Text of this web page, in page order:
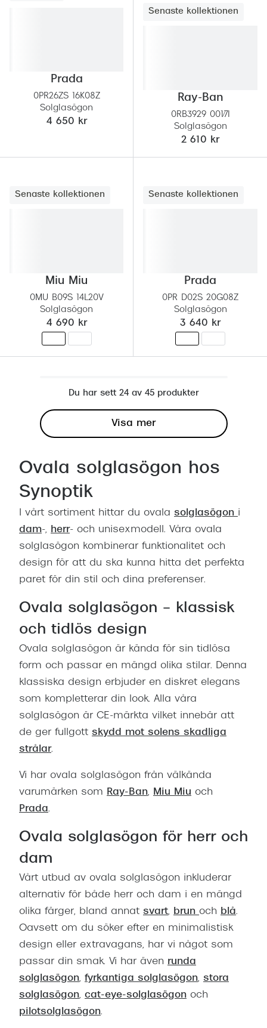
Prada
0PR26ZS 16K08Z
Solglasögon
4 650 kr
Senaste kollektionen
Ray-Ban
0RB3929 001/7I
Solglasögon
2 610 kr
Senaste kollektionen
Miu Miu
0MU B09S 14L20V
Solglasögon
4 690 kr
Senaste kollektionen
Prada
0PR D02S 20G08Z
Solglasögon
3 640 kr
Du har sett 24 av 45 produkter
Visa mer
Ovala solglasögon hos
Synoptik
I vårt sortiment hittar du ovala solglasögon i
dam-, herr- och unisexmodell. Våra ovala
solglasögon kombinerar funktionalitet och
design för att du ska kunna hitta det perfekta
paret för din stil och dina preferenser.
Ovala solglasögon – klassisk
och tidlös design
Ovala solglasögon är kända för sin tidlösa
form och passar en mängd olika stilar. Denna
klassiska design erbjuder en diskret elegans
som kompletterar din look. Alla våra
solglasögon är CE-märkta vilket innebär att
de ger fullgott skydd mot solens skadliga
strålar.
Vi har ovala solglasögon från välkända
varumärken som Ray-Ban, Miu Miu och
Prada.
Ovala solglasögon för herr och
dam
Vårt utbud av ovala solglasögon inkluderar
alternativ för både herr och dam i en mängd
olika färger, bland annat svart, brun och blå.
Oavsett om du söker efter en minimalistisk
design eller extravagans, har vi något som
passar din smak. Vi har även runda
solglasögon, fyrkantiga solglasögon, stora
solglasögon, cat-eye-solglasögon och
pilotsolglasögon.